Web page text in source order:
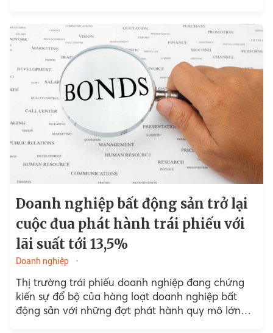
Doanh nghiệp bất động sản trở lại
cuộc đua phát hành trái phiếu với
lãi suất tới 13,5%
Doanh nghiệp
Thị trường trái phiếu doanh nghiệp đang chứng
kiến sự đổ bộ của hàng loạt doanh nghiệp bất
động sản với những đợt phát hành quy mô lớn